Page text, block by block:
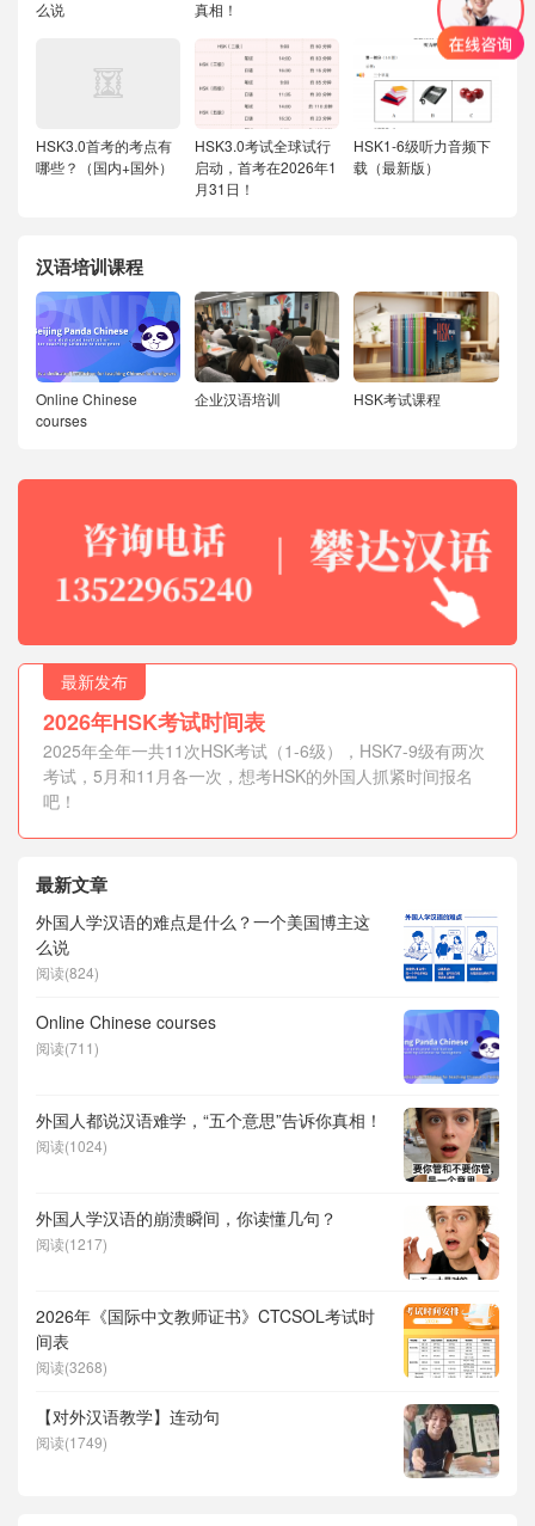
么说 真相！
HSK3.0首考的考点有
哪些？（国内+国外）
HSK3.0考试全球试行
启动，首考在2026年1
月31日！
HSK1-6级听力音频下
载（最新版）
汉语培训课程
Online Chinese
courses
企业汉语培训 HSK考试课程
最新发布
2026年HSK考试时间表
2025年全年一共11次HSK考试（1-6级），HSK7-9级有两次
考试，5月和11月各一次，想考HSK的外国人抓紧时间报名
吧！
最新文章
外国人学汉语的难点是什么？一个美国博主这
么说
阅读(824)
Online Chinese courses
阅读(711)
外国人都说汉语难学，“五个意思”告诉你真相！
阅读(1024)
外国人学汉语的崩溃瞬间，你读懂几句？
阅读(1217)
2026年《国际中文教师证书》CTCSOL考试时
间表
阅读(3268)
【对外汉语教学】连动句
阅读(1749)